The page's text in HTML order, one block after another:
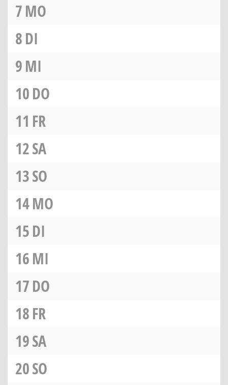
7MO
8DI
9MI
10DO
11 FR
12SA
13SO
14MO
15DI
16MI
17DO
18FR
19SA
20SO